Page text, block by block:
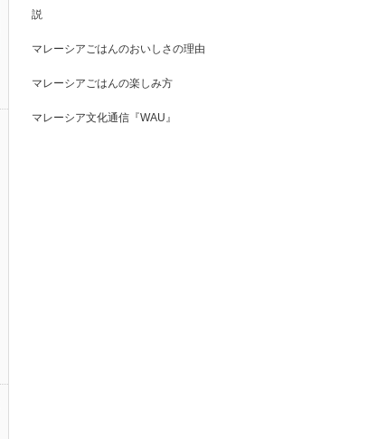
説
マレーシアごはんのおいしさの理由
マレーシアごはんの楽しみ方
マレーシア文化通信『WAU』